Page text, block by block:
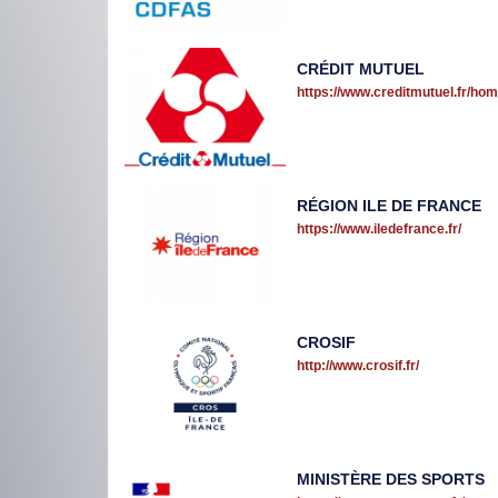
CRÉDIT MUTUEL
https://www.creditmutuel.fr/
RÉGION ILE DE FRANCE
https://www.iledefrance.fr/
CROSIF
http://www.crosif.fr/
MINISTÈRE DES SPORTS